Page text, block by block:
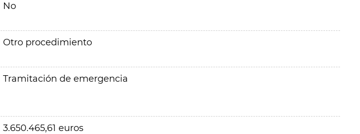
No
Otro procedimiento
Tramitación de emergencia
3.650.465,61 euros